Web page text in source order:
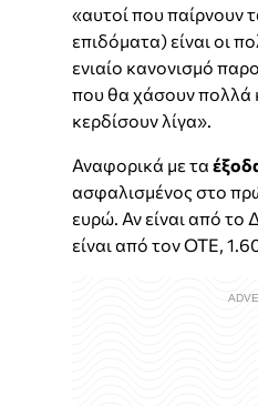
«αυτοί που παίρνουν
επιδόματα) είναι οι
ενιαίο κανονισμό
που θα χάσουν πολλά
κερδίσουν λίγα».
Αναφορικά με τα
ασφαλισμένος στο
ευρώ. Αν είναι από το
είναι από τον ΟΤΕ,